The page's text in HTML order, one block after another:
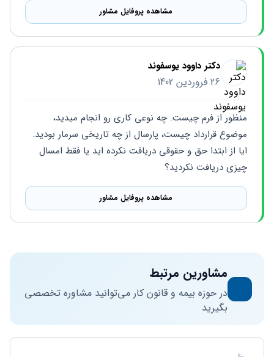
مشاهده پروفایل مشاور
دکتر داوود یوسفوند
26 فروردین 1402
چیزی دریافت نکردید؟
مشاهده پروفایل مشاور
مشاورین مرتبط
در حوزه بیمه و قانون کار می‌توانید مشاوره تخصصی
بگیرید